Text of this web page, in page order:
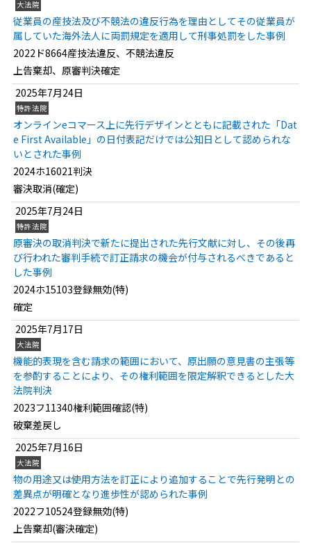
大法院
従業員の産技法及び不競法の違反行為を理由としてその従業員が
属していた海外法人に両罰規定を適用して刑事処罰をした事例
2022ド8664産技法違反、不競法違反
上告棄却、原審判決確定
2025年7月24日
特許法院
オンラインeコマース上に先行デザインとともに記載された「Dat
e First Available」の日付表記だけでは公知日として認められな
いとされた事例
2024ホ16021判決
審決取消(確定)
2025年7月24日
特許法院
原審決の取消判決で新たに提出された先行文献に対し、その後再
び行われた審判手続で訂正請求の機会が付与されるべきであると
した事例
2024ホ15103登録無効(特)
確定
2025年7月17日
大法院
機能的表現を含む請求の範囲において、原出願の意見書の主張等
を参酌することにより、その権利範囲を限定解釈できるとした大
法院判決
2023フ11340権利範囲確認(特)
破棄差戻し
2025年7月16日
大法院
物の用途又は使用方法を訂正により追加することで先行発明との
差異点が明確となり進歩性が認められた事例
2022フ10524登録無効(特)
上告棄却(審決確定)